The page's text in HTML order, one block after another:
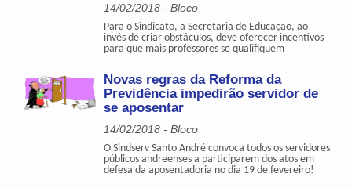
14/02/2018 - Bloco
Para o Sindicato, a Secretaria de Educação, ao
invés de criar obstáculos, deve oferecer incentivos
para que mais professores se qualifiquem
Novas regras da Reforma da
Previdência impedirão servidor de
se aposentar
14/02/2018 - Bloco
O Sindserv Santo André convoca todos os servidores
públicos andreenses a participarem dos atos em
defesa da aposentadoria no dia 19 de fevereiro!